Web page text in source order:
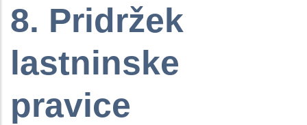
8. Pridržek
lastninske
pravice